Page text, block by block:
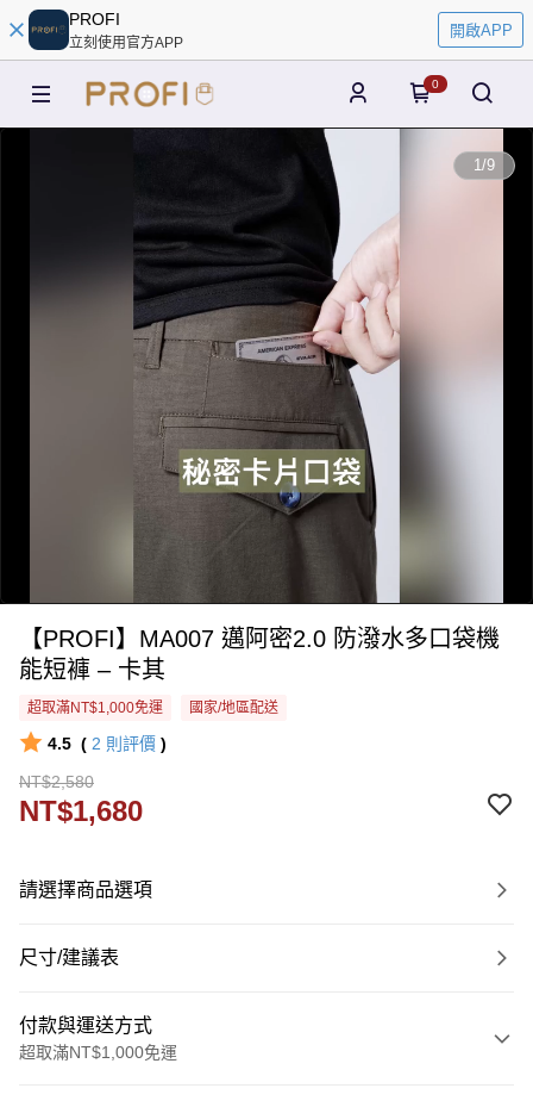
PROFI
立刻使用官方APP
開啟APP
0
0:00
/
0:16
1/9
【PROFI】MA007 邁阿密2.0 防潑水多口袋機
能短褲 – 卡其
超取滿NT$1,000免運 國家/地區配送
4.5 ( 2 則評價 )
NT$2,580
NT$1,680
請選擇商品選項
尺寸/建議表
付款與運送方式
超取滿NT$1,000免運